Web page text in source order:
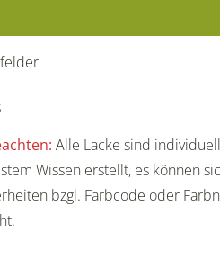
Alle Lacke sind
Wissen erstellt, es können
bzgl. Farbcode oder